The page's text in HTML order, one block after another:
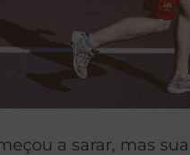
a sarar, mas